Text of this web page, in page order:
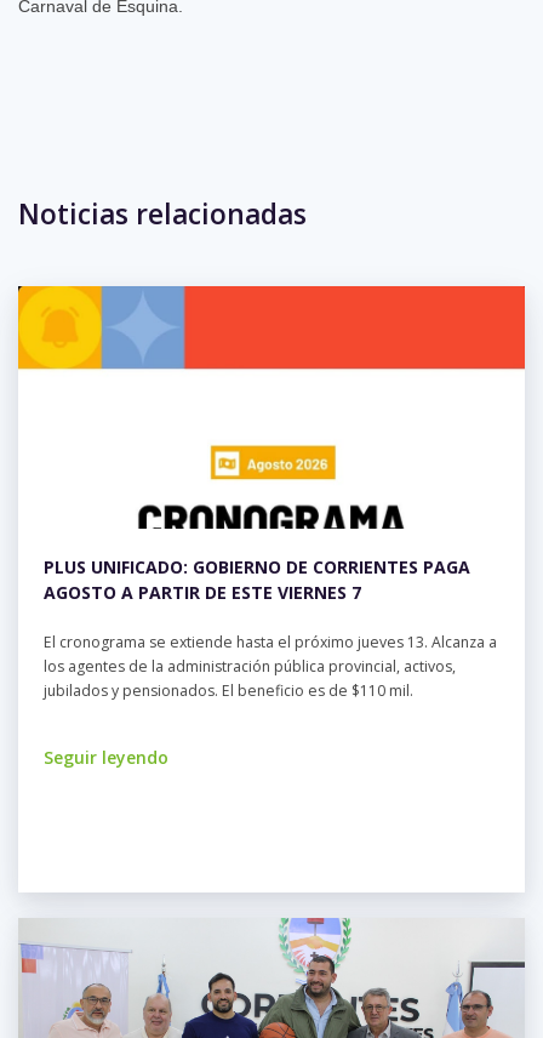
Carnaval de Esquina.
Noticias relacionadas
PLUS UNIFICADO: GOBIERNO DE CORRIENTES PAGA
AGOSTO A PARTIR DE ESTE VIERNES 7
El cronograma se extiende hasta el próximo jueves 13. Alcanza a
los agentes de la administración pública provincial, activos,
jubilados y pensionados. El beneficio es de $110 mil.
Seguir leyendo